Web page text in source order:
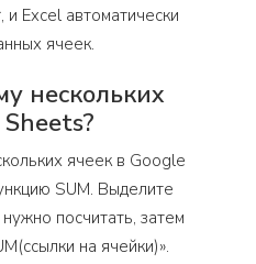
Excel автоматически
ячеек.
нескольких
ячеек в Google
SUM. Выделите
посчитать, затем
на ячейки)».